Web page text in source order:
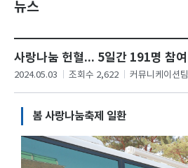
뉴스
사랑나눔 헌혈… 5일간 191명 참여
2024.05.03 조회수 2,622 커뮤니케이션팀
봄 사랑나눔축제 일환